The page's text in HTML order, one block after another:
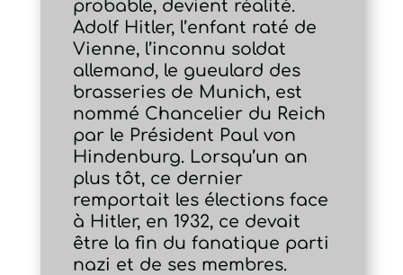
probable, devient réalité.
Adolf Hitler, l’enfant raté de
Vienne, l’inconnu soldat
allemand, le gueulard des
brasseries de Munich, est
nommé Chancelier du Reich
par le Président Paul von
Hindenburg. Lorsqu’un an
plus tôt, ce dernier
remportait les élections face
à Hitler, en 1932, ce devait
être la fin du fanatique parti
nazi et de ses membres.